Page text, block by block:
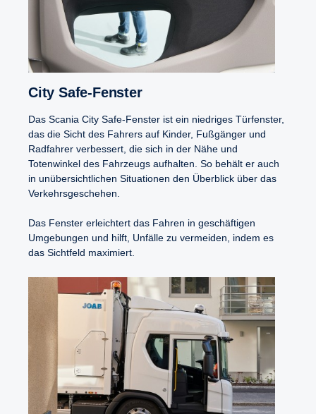
City Safe-​Fenster
Das Scania City Safe-Fenster ist ein niedriges Türfenster,
das die Sicht des Fahrers auf Kinder, Fußgänger und
Radfahrer verbessert, die sich in der Nähe und
Totenwinkel des Fahrzeugs aufhalten. So behält er auch
in unübersichtlichen Situationen den Überblick über das
Verkehrsgeschehen.
Das Fenster erleichtert das Fahren in geschäftigen
Umgebungen und hilft, Unfälle zu vermeiden, indem es
das Sichtfeld maximiert.